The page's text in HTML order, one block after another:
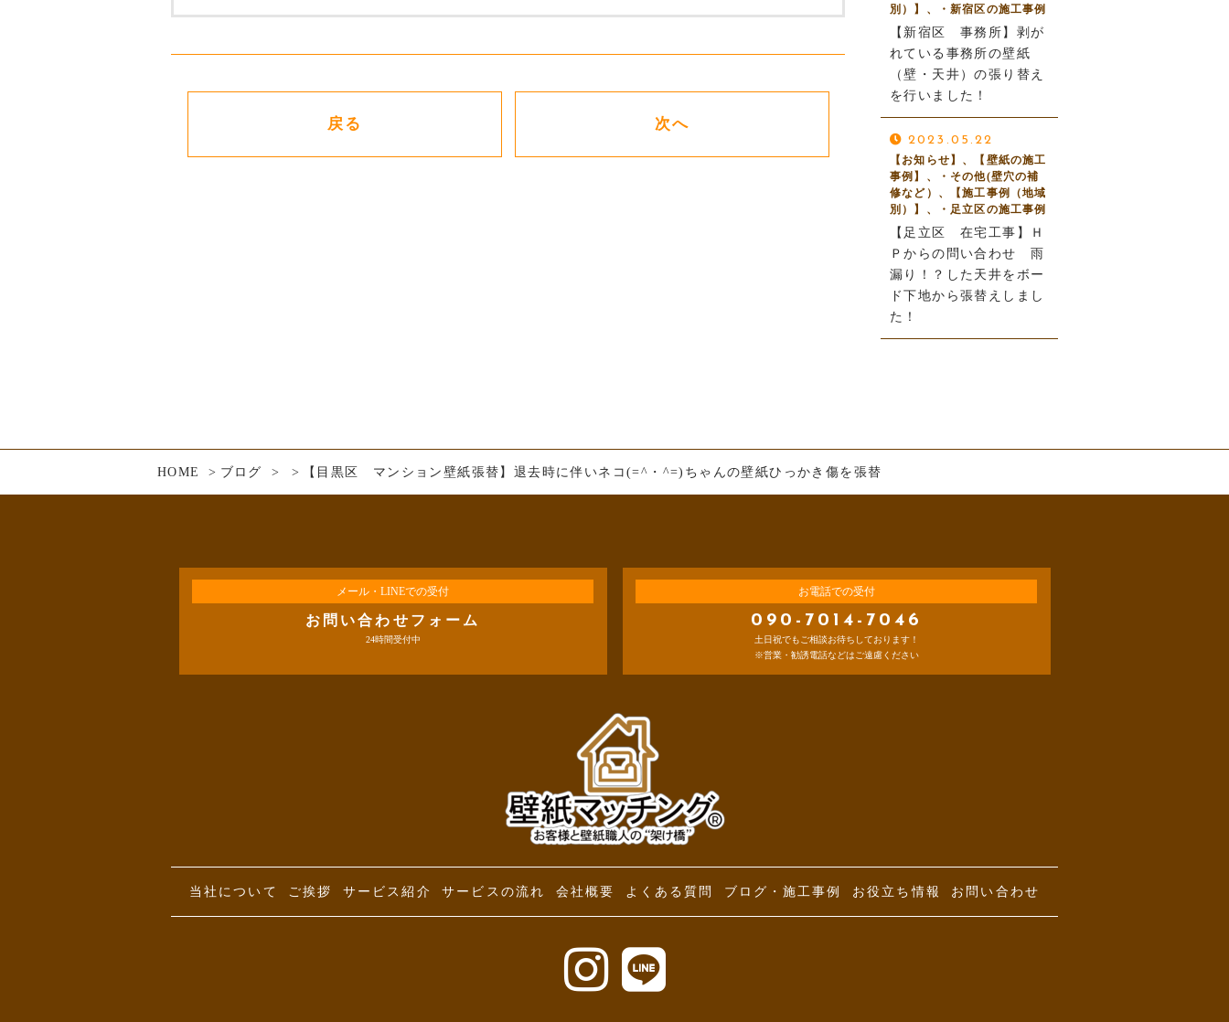
戻る 次へ
別）】、・新宿区の施工事例
【新宿区 事務所】剥が
れている事務所の壁紙
（壁・天井）の張り替え
を行いました！
2023.05.22
【お知らせ】、【壁紙の施工
事例】、・その他(壁穴の補
修など）、【施工事例（地域
別）】、・足立区の施工事例
【足立区 在宅工事】Ｈ
Ｐからの問い合わせ 雨
漏り！？した天井をボー
ド下地から張替えしまし
た！
HOME ブログ 【目黒区 マンション壁紙張替】退去時に伴いネコ(=^・^=)ちゃんの壁紙ひっかき傷を張替
メール・LINEでの受付
お問い合わせフォーム
24時間受付中
お電話での受付
090-7014-7046
土日祝でもご相談お待ちしております！
※営業・勧誘電話などはご遠慮ください
当社について ご挨拶 サービス紹介 サービスの流れ 会社概要 よくある質問 ブログ・施工事例 お役立ち情報 お問い合わせ